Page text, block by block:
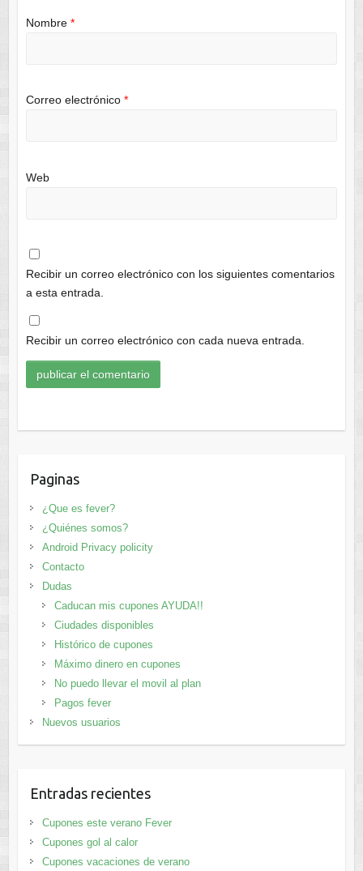
Nombre *
Correo electrónico *
Web
Recibir un correo electrónico con los siguientes comentarios
a esta entrada.
Recibir un correo electrónico con cada nueva entrada.
Paginas
¿Que es fever?
¿Quiénes somos?
Android Privacy policity
Contacto
Dudas
Caducan mis cupones AYUDA!!
Ciudades disponibles
Histórico de cupones
Máximo dinero en cupones
No puedo llevar el movil al plan
Pagos fever
Nuevos usuarios
Entradas recientes
Cupones este verano Fever
Cupones gol al calor
Cupones vacaciones de verano